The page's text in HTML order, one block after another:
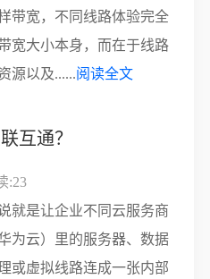
带宽，不同线路体验完全
宽大小本身，而在于线路
源以及......阅读全文
互通？
:23
就是让企业不同云服务商
为云）里的服务器、数据
或虚拟线路连成一张内部